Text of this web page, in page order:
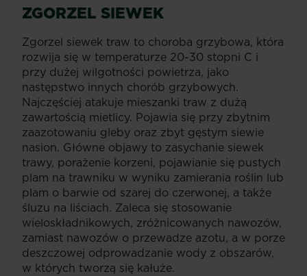
ZGORZEL SIEWEK
Zgorzel siewek traw to choroba grzybowa, która
rozwija się w temperaturze 20-30 stopni C i
przy dużej wilgotności powietrza, jako
następstwo innych chorób grzybowych.
Najczęściej atakuje mieszanki traw z dużą
zawartością mietlicy. Pojawia się przy zbytnim
zaazotowaniu gleby oraz zbyt gęstym siewie
nasion. Główne objawy to zasychanie siewek
trawy, porażenie korzeni, pojawianie się pustych
plam na trawniku w wyniku zamierania roślin lub
plam o barwie od szarej do czerwonej, a także
śluzu na liściach. Zaleca się stosowanie
wieloskładnikowych, zróżnicowanych nawozów,
zamiast nawozów o przewadze azotu, a w porze
deszczowej odprowadzanie wody z obszarów,
w których tworzą się kałuże.